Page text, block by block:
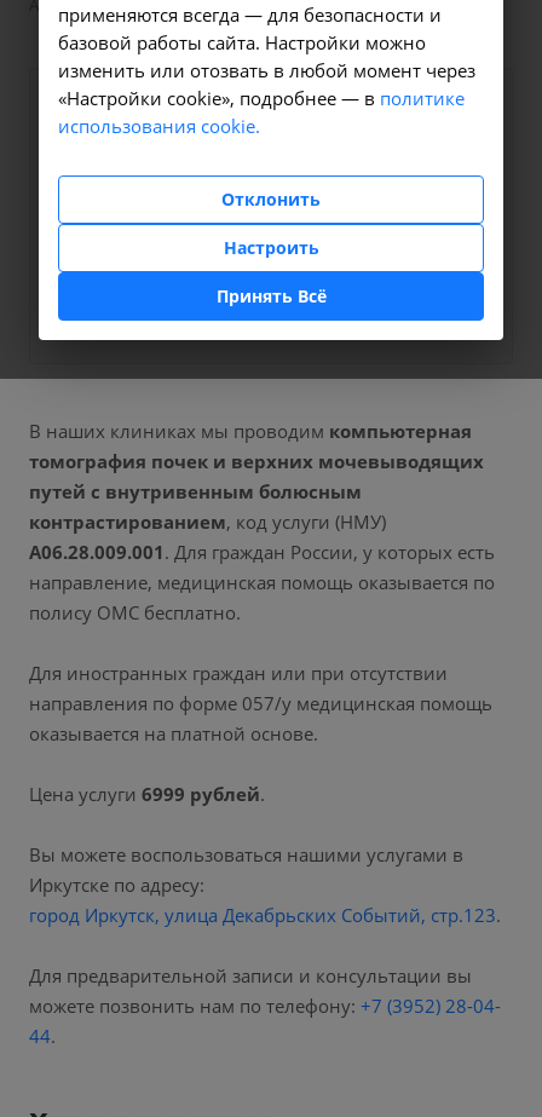
Оформите заявку на сайте,
мы свяжемся с вами в
ближайшее время и ответим
на все интересующие
6999 ₽
Заказать услугу
В наших клиниках мы проводим компьютерная
томография почек и верхних мочевыводящих
путей с внутривенным болюсным
контрастированием, код услуги (НМУ)
A06.28.009.001 . Для граждан России, у которых есть
направление, медицинская помощь оказывается по
полису ОМС бесплатно.
Для иностранных граждан или при отсутствии
направления по форме 057/у медицинская помощь
оказывается на платной основе.
Цена услуги 6999 рублей.
Вы можете воспользоваться нашими услугами в
Иркутске по адресу:
город Иркутск, улица Декабрьских Событий, стр.123.
Для предварительной записи и консультации вы
можете позвонить нам по телефону: +7 (3952) 28-04-
44.
применяются всегда — для безопасности и
базовой работы сайта. Настройки можно
изменить или отозвать в любой момент через
«Настройки cookie», подробнее — в политике
использования cookie.
Отклонить
Настроить
Принять Всё